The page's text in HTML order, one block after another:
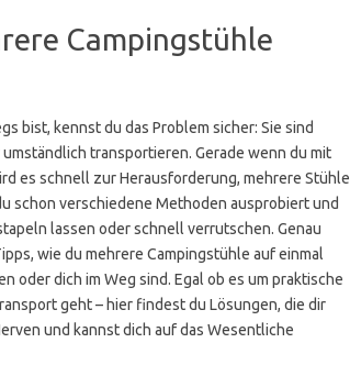
Campingstühle
bist, kennst du das Problem sicher: Sie sind
transportieren. Gerade wenn du mit
es schnell zur Herausforderung, mehrere Stühle
schon verschiedene Methoden ausprobiert und
lassen oder schnell verrutschen. Genau
wie du mehrere Campingstühle auf einmal
oder dich im Weg sind. Egal ob es um praktische
geht – hier findest du Lösungen, die dir
und kannst dich auf das Wesentliche